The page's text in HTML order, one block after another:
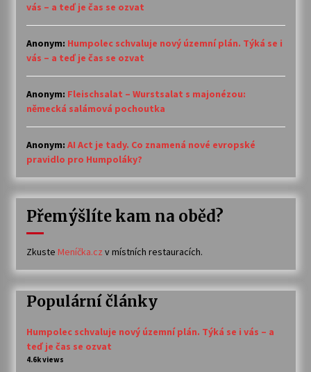
vás – a teď je čas se ozvat
Anonym: Humpolec schvaluje nový územní plán. Týká se i
vás – a teď je čas se ozvat
Anonym: Fleischsalat – Wurstsalat s majonézou:
německá salámová pochoutka
Anonym: AI Act je tady. Co znamená nové evropské
pravidlo pro Humpoláky?
Přemýšlíte kam na oběd?
Zkuste Meníčka.cz v místních restauracích.
Populární články
Humpolec schvaluje nový územní plán. Týká se i vás – a
teď je čas se ozvat
4.6k views